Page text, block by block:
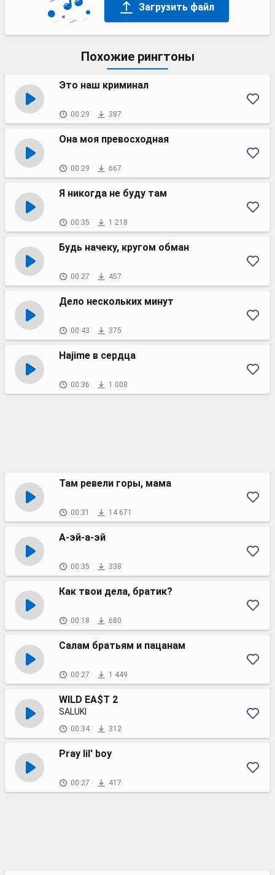
Загрузить файл
Похожие рингтоны
Это наш криминал
00:29 387
Она моя превосходная
00:29 667
Я никогда не буду там
00:35 1 218
Будь начеку, кругом обман
00:27 457
Дело нескольких минут
00:43 375
Hajime в сердца
00:36 1 008
Там ревели горы, мама
00:31 14 671
А-эй-а-эй
00:35 338
Как твои дела, братик?
00:18 680
Салам братьям и пацанам
00:27 1 449
WILD EA$T 2
SALUKI
00:34 312
Pray lil' boy
00:27 417